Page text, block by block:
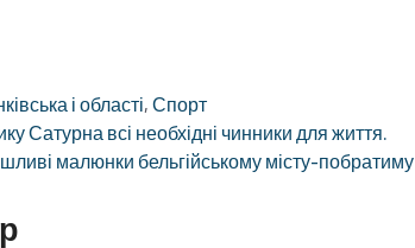
і області, Спорт
Сатурна всі необхідні чинники для життя.
малюнки бельгійському місту-побратиму